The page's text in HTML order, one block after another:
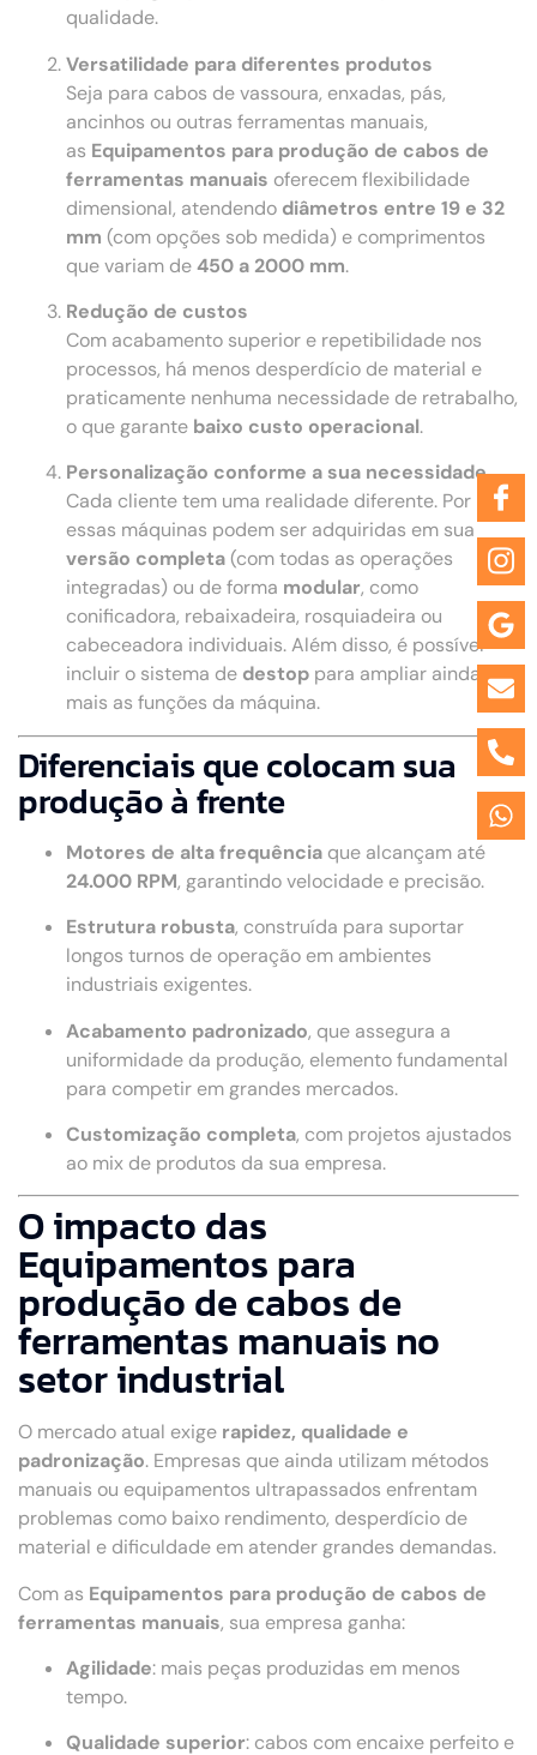
qualidade.
Versatilidade para diferentes produtos
Seja para cabos de vassoura, enxadas, pás,
ancinhos ou outras ferramentas manuais,
as Equipamentos para produção de cabos de
ferramentas manuais oferecem flexibilidade
dimensional, atendendo diâmetros entre 19 e 32
mm (com opções sob medida) e comprimentos
que variam de450 a 2000 mm.
Redução de custos
Com acabamento superior e repetibilidade nos
processos, há menos desperdício de material e
praticamente nenhuma necessidade de retrabalho,
o que garante baixo custo operacional.
Personalização conforme a sua necessidade
Cada cliente tem uma realidade diferente. Por isso,
essas máquinas podem ser adquiridas em sua
versão completa (com todas as operações
integradas) ou de forma modular, como
conificadora, rebaixadeira, rosquiadeira ou
cabeceadora individuais. Além disso, é possível
incluir o sistema de destop para ampliar ainda
mais as funções da máquina.
Diferenciais que colocam sua
produção à frente
Motores de alta frequência que alcançam até
24.000 RPM, garantindo velocidade e precisão.
Estrutura robusta, construída para suportar
longos turnos de operação em ambientes
industriais exigentes.
Acabamento padronizado, que assegura a
uniformidade da produção, elemento fundamental
para competir em grandes mercados.
Customização completa, com projetos ajustados
ao mix de produtos da sua empresa.
O impacto das
Equipamentos para
produção de cabos de
ferramentas manuais no
setor industrial
O mercado atual exige rapidez, qualidade e
padronização. Empresas que ainda utilizam métodos
manuais ou equipamentos ultrapassados enfrentam
problemas como baixo rendimento, desperdício de
material e dificuldade em atender grandes demandas.
Com as Equipamentos para produção de cabos de
ferramentas manuais, sua empresa ganha:
Agilidade: mais peças produzidas em menos
tempo.
Qualidade superior: cabos com encaixe perfeito e